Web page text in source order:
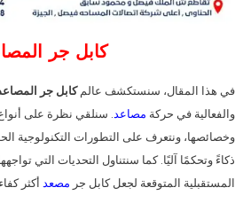
كابل جر
في هذا المقال، سنستكشف عالمكابل جر
والفعالية في حركة مصاعد. سنلقي نظرة على
وخصائصها، ونتعرف على التطورات التكنولوجية
ذكاءً وتحكمًا آليًا. كما سنتناول التحديات التي
المستقبلية المتوقعة لجعل كابل جر مصعدأكثر